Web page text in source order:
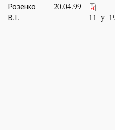
Розенко
В.І.
20.04.99